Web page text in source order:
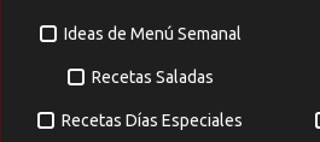
Ideas de Menú Semanal
Recetas Saladas
Recetas Días Especiales